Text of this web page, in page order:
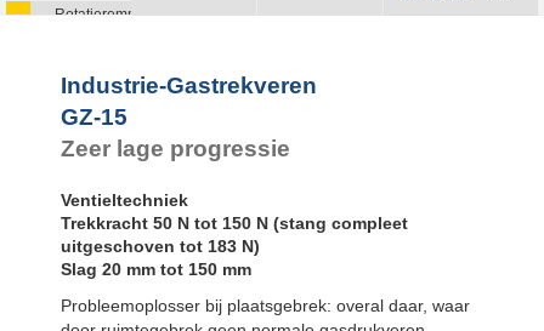
Rotatieremmen
Industrie-Gastrekveren
GZ-15
Zeer lage progressie
Ventieltechniek
Trekkracht 50 N tot 150 N (stang compleet
uitgeschoven tot 183 N)
Slag 20 mm tot 150 mm
Probleemoplosser bij plaatsgebrek: overal daar, waar